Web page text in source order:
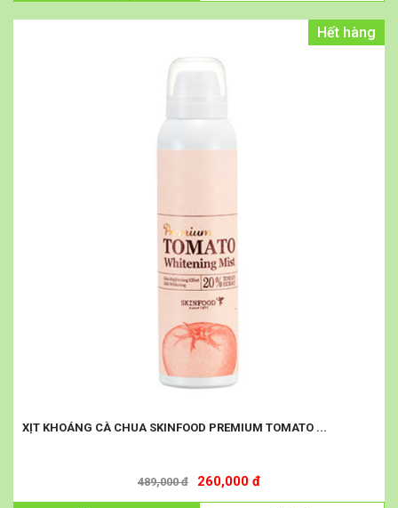
Hết hàng
XỊT KHOÁNG CÀ CHUA SKINFOOD PREMIUM TOMATO ...
489,000 đ 260,000 đ